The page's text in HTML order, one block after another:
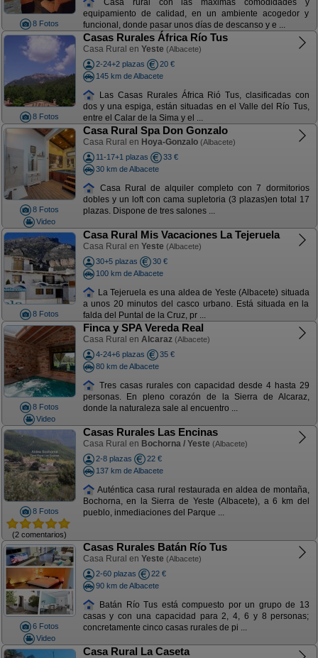
8 Fotos
equipamiento de calidad, en un ambiente acogedor y
funcional, donde pasar unos días de descanso y e ...
8 Fotos
Casas Rurales África Río Tus
Casa Rural en Yeste (Albacete)
2-24+2 plazas
20 €
145 km de Albacete
Las Casas Rurales África Rió Tus, clasificadas con
dos y una espiga, están situadas en el Valle del Río Tus,
entre el Calar de la Sima y el ...
8 Fotos
Video
Casa Rural Spa Don Gonzalo
Casa Rural en Hoya-Gonzalo (Albacete)
11-17+1 plazas
33 €
30 km de Albacete
Casa Rural de alquiler completo con 7 dormitorios
dobles y un loft con cama supletoria (3 plazas)en total 17
plazas. Dispone de tres salones ...
8 Fotos
Casa Rural Mis Vacaciones La Tejeruela
Casa Rural en Yeste (Albacete)
30+5 plazas
30 €
100 km de Albacete
La Tejeruela es una aldea de Yeste (Albacete) situada
a unos 20 minutos del casco urbano. Está situada en la
falda del Puntal de la Cruz, pr ...
8 Fotos
Video
Finca y SPA Vereda Real
Casa Rural en Alcaraz (Albacete)
4-24+6 plazas
35 €
80 km de Albacete
Tres casas rurales con capacidad desde 4 hasta 29
personas. En pleno corazón de la Sierra de Alcaraz,
donde la naturaleza sale al encuentro ...
8 Fotos
(2 comentarios)
Casas Rurales Las Encinas
Casa Rural en Bochorna / Yeste (Albacete)
2-8 plazas
22 €
137 km de Albacete
Auténtica casa rural restaurada en aldea de montaña,
Bochorna, en la Sierra de Yeste (Albacete), a 6 km del
pueblo, inmediaciones del Parque ...
6 Fotos
Video
Casas Rurales Batán Río Tus
Casa Rural en Yeste (Albacete)
2-60 plazas
22 €
90 km de Albacete
Batán Río Tus está compuesto por un grupo de 13
casas y con una capacidad para 2, 4, 6 y 8 personas;
concretamente cinco casas rurales de pi ...
Casa Rural La Caseta